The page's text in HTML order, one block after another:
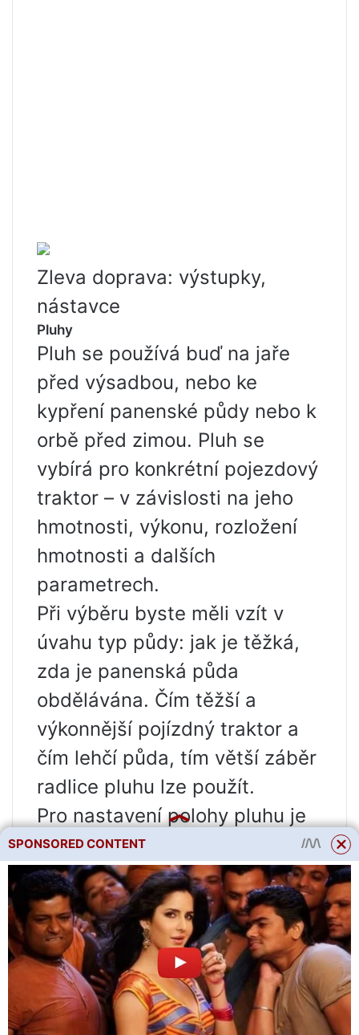
Zleva doprava: výstupky,
nástavce
Pluhy
Pluh se používá buď na jaře
před výsadbou, nebo ke
kypření panenské půdy nebo k
orbě před zimou. Pluh se
vybírá pro konkrétní pojezdový
traktor – v závislosti na jeho
hmotnosti, výkonu, rozložení
hmotnosti a dalších
parametrech.
Při výběru byste měli vzít v
úvahu typ půdy: jak je těžká,
zda je panenská půda
obdělávána. Čím těžší a
výkonnější pojízdný traktor a
čím lehčí půda, tím větší záběr
radlice pluhu lze použít.
Pro nastavení polohy pluhu je
zapotřebí závěs a také oka
místo pneumatických kol – pro
lepší trakci s půdou.
Určitě byste si měli od
prodejce vyžádat návod, jak
seřídit pluh pomocí závěsu –
jeho prostudování ušetří
SPONSORED CONTENT